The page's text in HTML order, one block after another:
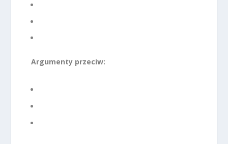
Argumenty przeciw: